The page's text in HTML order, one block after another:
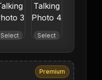
Select Select
Premium